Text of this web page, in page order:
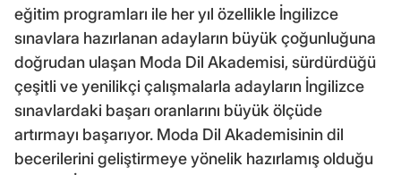
eğitim programları ile her yıl özellikle İngilizce
sınavlara hazırlanan adayların büyük çoğunluğuna
doğrudan ulaşan Moda Dil Akademisi, sürdürdüğü
çeşitli ve yenilikçi çalışmalarla adayların İngilizce
sınavlardaki başarı oranlarını büyük ölçüde
artırmayı başarıyor. Moda Dil Akademisinin dil
becerilerini geliştirmeye yönelik hazırlamış olduğu